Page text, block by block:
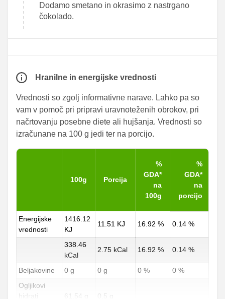
Dodamo smetano in okrasimo z nastrgano
čokolado.
Hranilne in energijske vrednosti
Vrednosti so zgolj informativne narave. Lahko pa so
vam v pomoč pri pripravi uravnoteženih obrokov, pri
načrtovanju posebne diete ali hujšanja. Vrednosti so
izračunane na 100 g jedi ter na porcijo.
100g Porcija
%
GDA*
na
100g
%
GDA*
na
porcijo
Energijske
vrednosti
1416.12
KJ
11.51 KJ 16.92 % 0.14 %
338.46
kCal
2.75 kCal 16.92 % 0.14 %
Beljakovine 0 g 0 g 0 %
0 %
Ogljikovi
hidrati
61.54 g 0.5 g